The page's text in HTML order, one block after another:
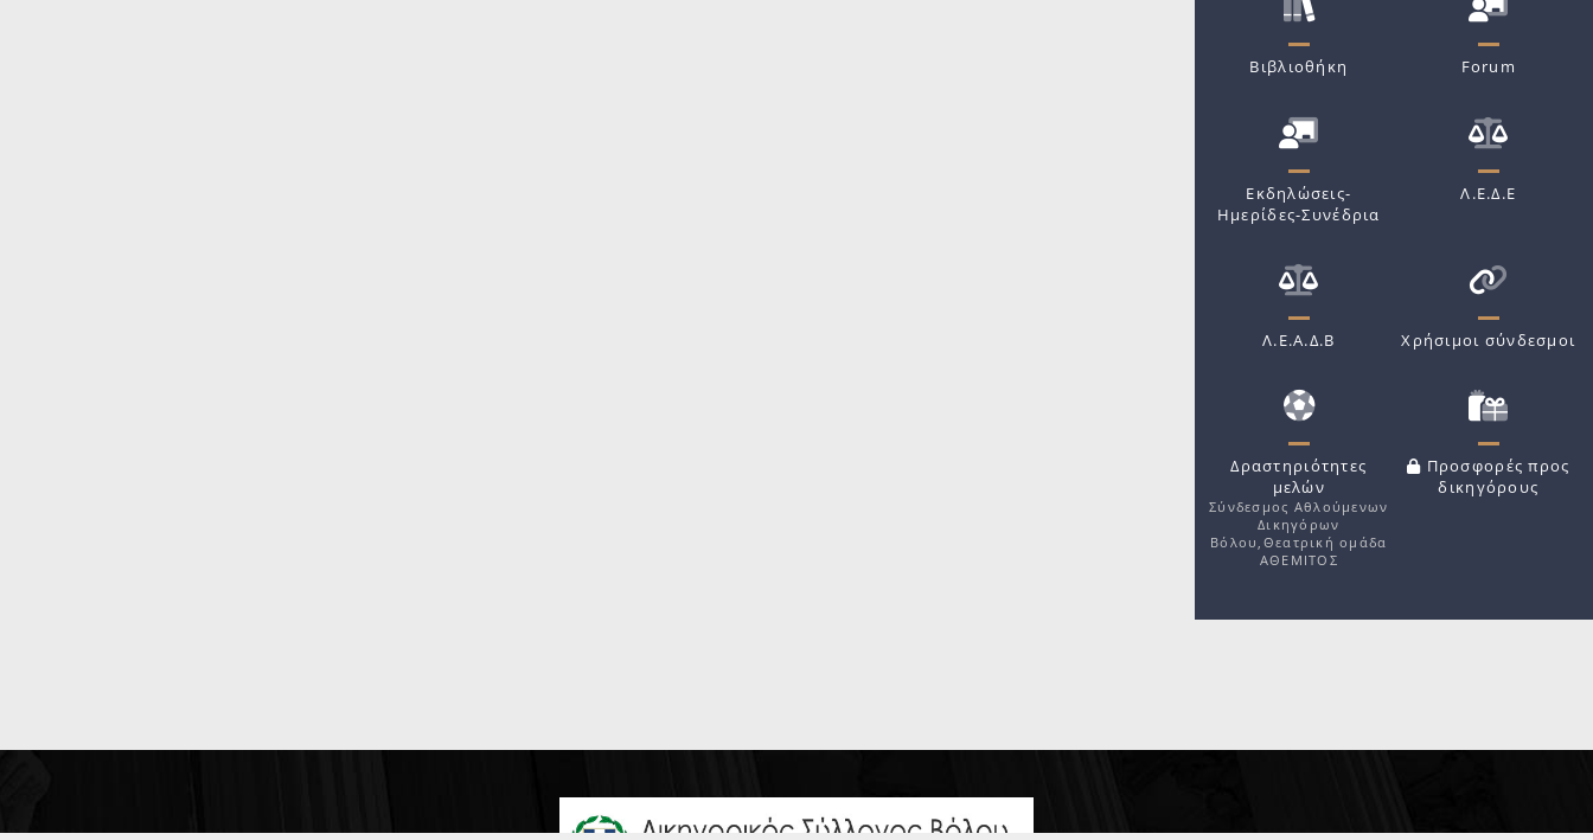
Βιβλιοθήκη Forum
Εκδηλώσεις-
Ημερίδες-Συνέδρια
Λ.Ε.Δ.Ε
Λ.Ε.Α.Δ.Β Χρήσιμοι σύνδεσμοι
Δραστηριότητες
μελών
Σύνδεσμος Αθλούμενων
Δικηγόρων
Βόλου,Θεατρική ομάδα
ΑΘΕΜΙΤΟΣ
Προσφορές προς
δικηγόρους